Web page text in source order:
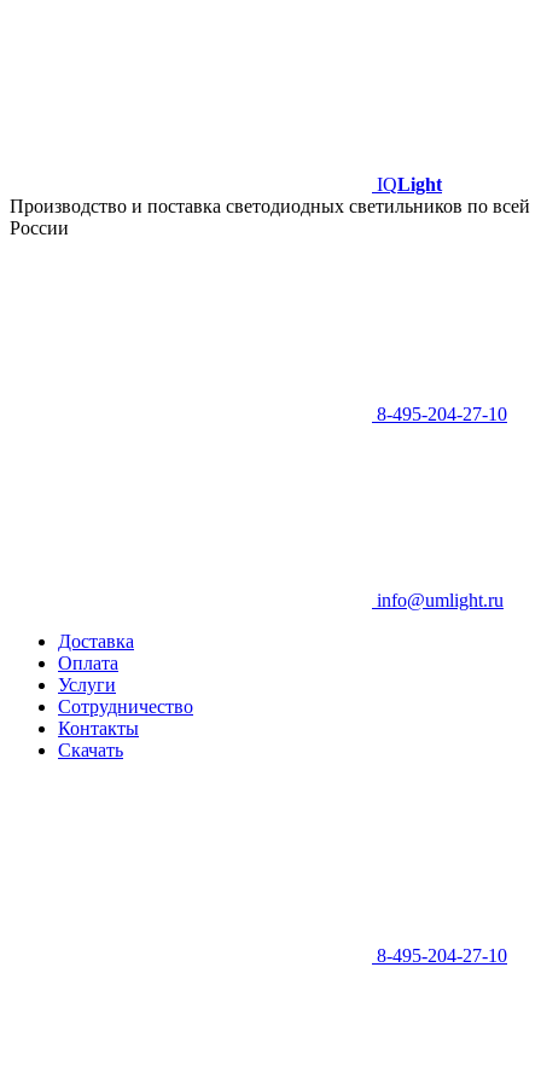
IQLight
Производство и поставка светодиодных светильников по всей
России
8-495-204-27-10
info@umlight.ru
Доставка
Оплата
Услуги
Сотрудничество
Контакты
Скачать
8-495-204-27-10